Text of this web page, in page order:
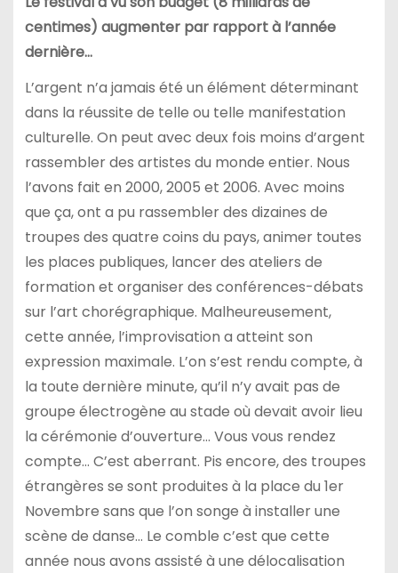
centimes) augmenter par rapport à l’année
dernière…
L’argent n’a jamais été un élément déterminant
dans la réussite de telle ou telle manifestation
culturelle. On peut avec deux fois moins d’argent
rassembler des artistes du monde entier. Nous
l’avons fait en 2000, 2005 et 2006. Avec moins
que ça, ont a pu rassembler des dizaines de
troupes des quatre coins du pays, animer toutes
les places publiques, lancer des ateliers de
formation et organiser des conférences-débats
sur l’art chorégraphique. Malheureusement,
cette année, l’improvisation a atteint son
expression maximale. L’on s’est rendu compte, à
la toute dernière minute, qu’il n’y avait pas de
groupe électrogène au stade où devait avoir lieu
la cérémonie d’ouverture… Vous vous rendez
compte… C’est aberrant. Pis encore, des troupes
étrangères se sont produites à la place du 1er
Novembre sans que l’on songe à installer une
scène de danse… Le comble c’est que cette
année nous avons assisté à une délocalisation